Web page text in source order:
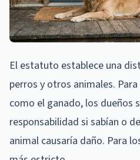
El estatuto establece una
perros y otros animales.
como el ganado, los dueños
responsabilidad si sabían o
animal causaría daño. Para